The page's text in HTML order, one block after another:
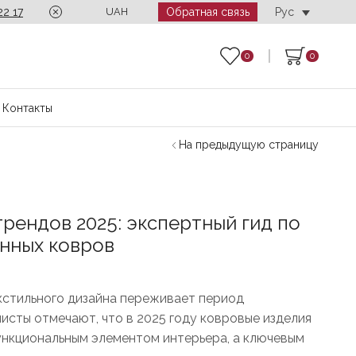
17 Call-center работает без выходных с 10:00
UAH Обратная связь Рус
0 0
Контакты
На предыдущую страницу
2025: экспертный гид по
ковров
дизайна переживает период
отмечают, что в 2025 году ковровые изделия
элементом интерьера, а ключевым